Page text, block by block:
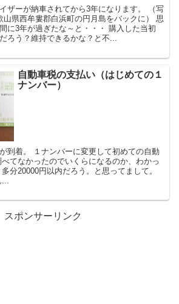
ザーが納車されてから3年になります。 （写
山県西牟婁郡白浜町の円月島をバックに） 思
に3年が過ぎたな～と・・・ 購入した当初
ろう？維持できるかな？と不...
自動車税の支払い（はじめての１
ナンバー）
到着。 １ナンバーに変更して初めての自動
てなかったのでいくらになるのか、わかっ
分20000円以内だろう。と思ってまして。
スポンサーリンク